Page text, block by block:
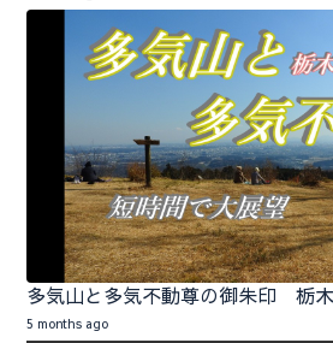
5 months ago